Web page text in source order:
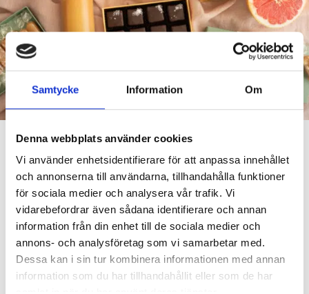
Samtycke Information Om
Denna webbplats använder cookies
Vi använder enhetsidentifierare för att anpassa innehållet
och annonserna till användarna, tillhandahålla funktioner
för sociala medier och analysera vår trafik. Vi
vidarebefordrar även sådana identifierare och annan
information från din enhet till de sociala medier och
annons- och analysföretag som vi samarbetar med.
Dessa kan i sin tur kombinera informationen med annan
information som du har tillhandahållit eller som de har
Pärlans Konfektyr är kolatillverkaren som står för
gediget hantverk, ett hantverk där inget lämnas åt
slumpen. Här kokar man kola för hand i
kopparkittel, precis som på 30-talet, ”kolans
guldålder”. De gyllenbruna, sega godbitarna
tillverkas på smör grädde och socker, inga
konstigheter helt enkelt- allt från grunden i köket